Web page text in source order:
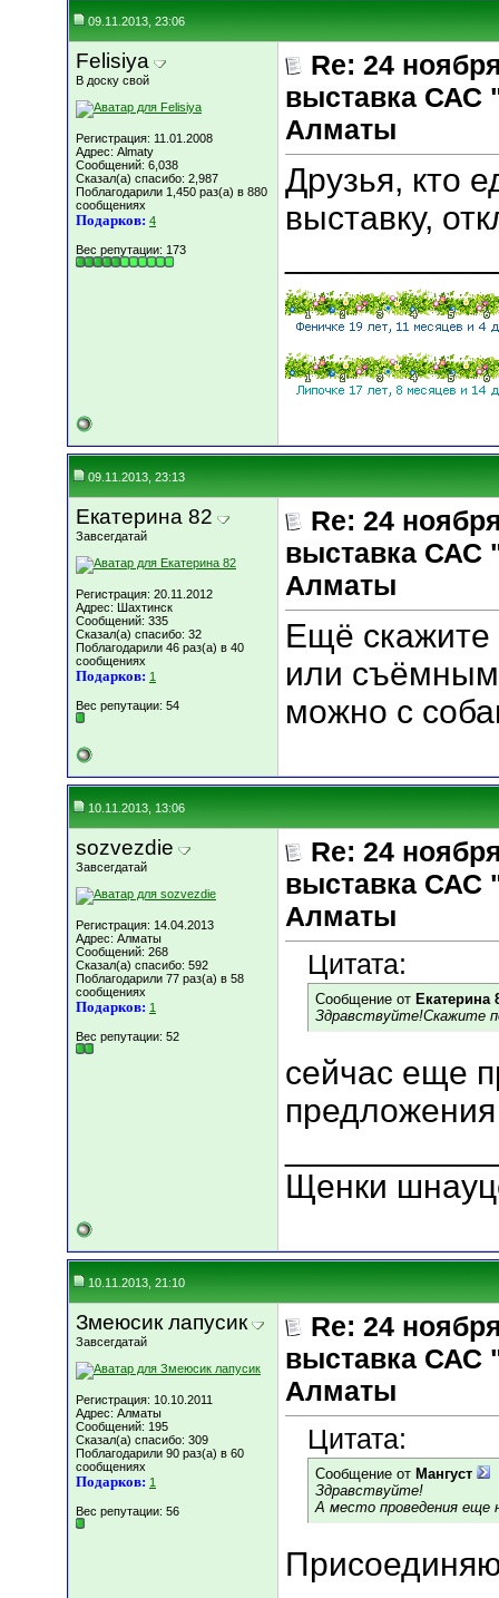
09.11.2013, 23:06
Felisiya
В доску свой
Регистрация: 11.01.2008
Адрес: Almaty
Сообщений: 6,038
Сказал(а) спасибо: 2,987
Поблагодарили 1,450 раз(а) в 880
сообщениях
Подарков: 4
Вес репутации: 173
Re: 24
выставка САС
Алматы
Друзья, кто
выставку,
09.11.2013, 23:13
Екатерина 82
Завсегдатай
Регистрация: 20.11.2012
Адрес: Шахтинск
Сообщений: 335
Сказал(а) спасибо: 32
Поблагодарили 46 раз(а) в 40
сообщениях
Подарков: 1
Вес репутации: 54
Re: 24
выставка САС
Алматы
Ещё скажите
или
можно с
10.11.2013, 13:06
sozvezdie
Завсегдатай
Регистрация: 14.04.2013
Адрес: Алматы
Сообщений: 268
Сказал(а) спасибо: 592
Поблагодарили 77 раз(а) в 58
сообщениях
Подарков: 1
Вес репутации: 52
Re: 24
выставка САС
Алматы
Цитата:
Сообщение от Екатерина
Здравствуйте!Скажите
сейчас еще
предложения
Щенки
10.11.2013, 21:10
Змеюсик лапусик
Завсегдатай
Регистрация: 10.10.2011
Адрес: Алматы
Сообщений: 195
Сказал(а) спасибо: 309
Поблагодарили 90 раз(а) в 60
сообщениях
Подарков: 1
Вес репутации: 56
Re: 24
выставка САС
Алматы
Цитата:
Сообщение от Мангуст
Здравствуйте!
А место проведения еще